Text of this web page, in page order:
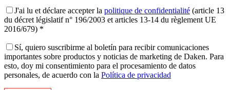
J'ai lu et déclare accepter la politique de confidentialité (article 13
du décret législatif n° 196/2003 et articles 13-14 du règlement UE
2016/679) *
Sí, quiero suscribirme al boletín para recibir comunicaciones
importantes sobre productos y noticias de marketing de Daken. Para
esto, doy mi consentimiento para el procesamiento de datos
personales, de acuerdo con la Política de privacidad